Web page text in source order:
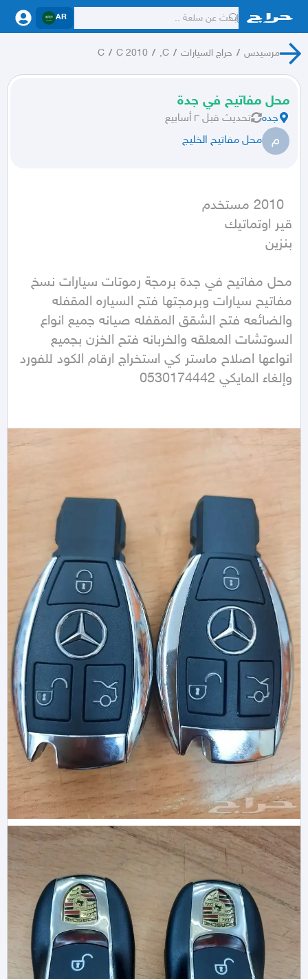
AR
مرسيدس / حراج السيارات /
C,
/
C 2010
/
C
محل مفاتيح في جدة
جده تحديث قبل ٣ أسابيع
م محل مفاتيح الخليج
بنزين
وإلغاء المايكي 0530174442